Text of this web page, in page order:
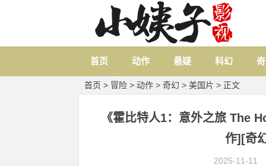
首页 动作 悬疑 科幻
首页 > 冒险 > 动作 > 奇幻 > 美国片 > 正文
《霍比特人1：意外之旅 The
作][奇
2025-11-11